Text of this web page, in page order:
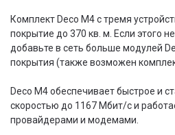
Комплект Deco M4 с тремя
покрытие до 370 кв. м. Если этого
добавьте в сеть больше модулей
покрытия (также возможен
Deco M4 обеспечивает быстрое и
скоростью до 1167 Мбит/с и
провайдерами и модемами.